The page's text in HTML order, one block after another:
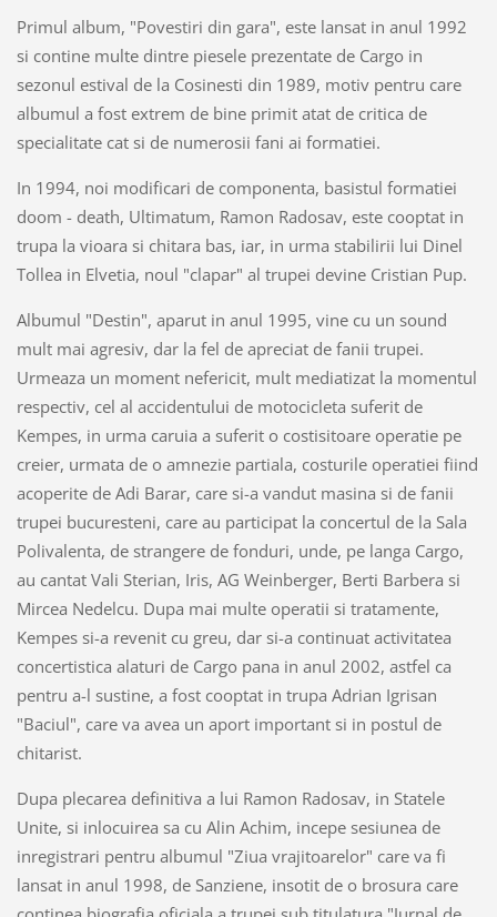
Primul album, "Povestiri din gara", este lansat in anul 1992
si contine multe dintre piesele prezentate de Cargo in
sezonul estival de la Cosinesti din 1989, motiv pentru care
albumul a fost extrem de bine primit atat de critica de
specialitate cat si de numerosii fani ai formatiei.
In 1994, noi modificari de componenta, basistul formatiei
doom - death, Ultimatum, Ramon Radosav, este cooptat in
trupa la vioara si chitara bas, iar, in urma stabilirii lui Dinel
Tollea in Elvetia, noul "clapar" al trupei devine Cristian Pup.
Albumul "Destin", aparut in anul 1995, vine cu un sound
mult mai agresiv, dar la fel de apreciat de fanii trupei.
Urmeaza un moment nefericit, mult mediatizat la momentul
respectiv, cel al accidentului de motocicleta suferit de
Kempes, in urma caruia a suferit o costisitoare operatie pe
creier, urmata de o amnezie partiala, costurile operatiei fiind
acoperite de Adi Barar, care si-a vandut masina si de fanii
trupei bucuresteni, care au participat la concertul de la Sala
Polivalenta, de strangere de fonduri, unde, pe langa Cargo,
au cantat Vali Sterian, Iris, AG Weinberger, Berti Barbera si
Mircea Nedelcu. Dupa mai multe operatii si tratamente,
Kempes si-a revenit cu greu, dar si-a continuat activitatea
concertistica alaturi de Cargo pana in anul 2002, astfel ca
pentru a-l sustine, a fost cooptat in trupa Adrian Igrisan
"Baciul", care va avea un aport important si in postul de
chitarist.
Dupa plecarea definitiva a lui Ramon Radosav, in Statele
Unite, si inlocuirea sa cu Alin Achim, incepe sesiunea de
inregistrari pentru albumul "Ziua vrajitoarelor" care va fi
lansat in anul 1998, de Sanziene, insotit de o brosura care